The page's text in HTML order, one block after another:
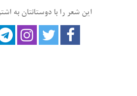
این شعر را با دوستانتان به